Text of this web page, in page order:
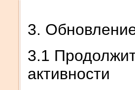
3.
3.1
активности